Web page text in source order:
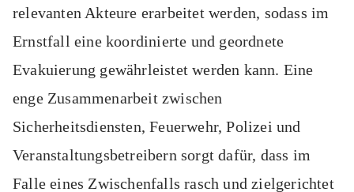
relevanten Akteure erarbeitet werden, sodass im
Ernstfall eine koordinierte und geordnete
Evakuierung gewährleistet werden kann. Eine
enge Zusammenarbeit zwischen
Sicherheitsdiensten, Feuerwehr, Polizei und
Veranstaltungsbetreibern sorgt dafür, dass im
Falle eines Zwischenfalls rasch und zielgerichtet